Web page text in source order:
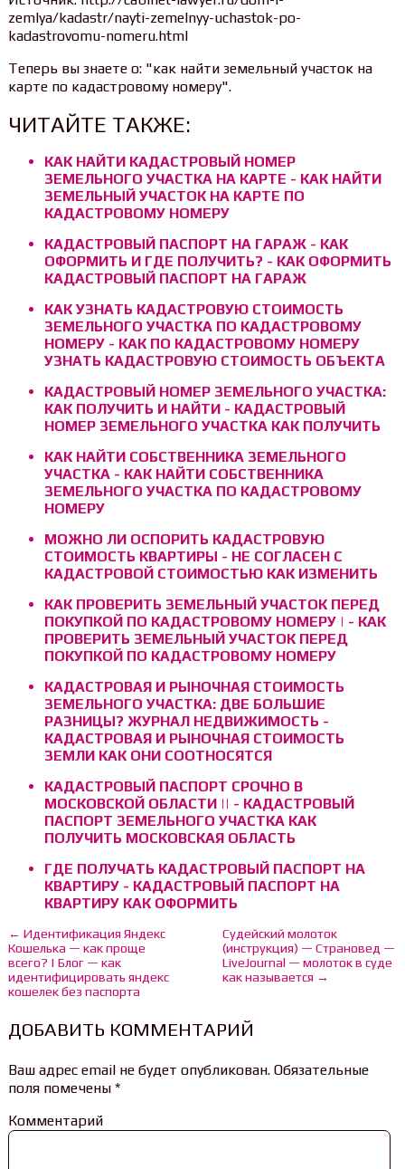
zemlya/kadastr/nayti-zemelnyy-uchastok-po-
kadastrovomu-nomeru.html
Теперь вы знаете о: "как найти земельный участок на
карте по кадастровому номеру".
ЧИТАЙТЕ ТАКЖЕ:
КАК НАЙТИ КАДАСТРОВЫЙ НОМЕР
ЗЕМЕЛЬНОГО УЧАСТКА НА КАРТЕ - КАК НАЙТИ
ЗЕМЕЛЬНЫЙ УЧАСТОК НА КАРТЕ ПО
КАДАСТРОВОМУ НОМЕРУ
КАДАСТРОВЫЙ ПАСПОРТ НА ГАРАЖ - КАК
ОФОРМИТЬ И ГДЕ ПОЛУЧИТЬ? - КАК ОФОРМИТЬ
КАДАСТРОВЫЙ ПАСПОРТ НА ГАРАЖ
КАК УЗНАТЬ КАДАСТРОВУЮ СТОИМОСТЬ
ЗЕМЕЛЬНОГО УЧАСТКА ПО КАДАСТРОВОМУ
НОМЕРУ - КАК ПО КАДАСТРОВОМУ НОМЕРУ
УЗНАТЬ КАДАСТРОВУЮ СТОИМОСТЬ ОБЪЕКТА
КАДАСТРОВЫЙ НОМЕР ЗЕМЕЛЬНОГО УЧАСТКА:
КАК ПОЛУЧИТЬ И НАЙТИ - КАДАСТРОВЫЙ
НОМЕР ЗЕМЕЛЬНОГО УЧАСТКА КАК ПОЛУЧИТЬ
КАК НАЙТИ СОБСТВЕННИКА ЗЕМЕЛЬНОГО
УЧАСТКА - КАК НАЙТИ СОБСТВЕННИКА
ЗЕМЕЛЬНОГО УЧАСТКА ПО КАДАСТРОВОМУ
НОМЕРУ
МОЖНО ЛИ ОСПОРИТЬ КАДАСТРОВУЮ
СТОИМОСТЬ КВАРТИРЫ - НЕ СОГЛАСЕН С
КАДАСТРОВОЙ СТОИМОСТЬЮ КАК ИЗМЕНИТЬ
КАК ПРОВЕРИТЬ ЗЕМЕЛЬНЫЙ УЧАСТОК ПЕРЕД
ПОКУПКОЙ ПО КАДАСТРОВОМУ НОМЕРУ | - КАК
ПРОВЕРИТЬ ЗЕМЕЛЬНЫЙ УЧАСТОК ПЕРЕД
ПОКУПКОЙ ПО КАДАСТРОВОМУ НОМЕРУ
КАДАСТРОВАЯ И РЫНОЧНАЯ СТОИМОСТЬ
ЗЕМЕЛЬНОГО УЧАСТКА: ДВЕ БОЛЬШИЕ
РАЗНИЦЫ? ЖУРНАЛ НЕДВИЖИМОСТЬ -
КАДАСТРОВАЯ И РЫНОЧНАЯ СТОИМОСТЬ
ЗЕМЛИ КАК ОНИ СООТНОСЯТСЯ
КАДАСТРОВЫЙ ПАСПОРТ СРОЧНО В
МОСКОВСКОЙ ОБЛАСТИ || - КАДАСТРОВЫЙ
ПАСПОРТ ЗЕМЕЛЬНОГО УЧАСТКА КАК
ПОЛУЧИТЬ МОСКОВСКАЯ ОБЛАСТЬ
ГДЕ ПОЛУЧАТЬ КАДАСТРОВЫЙ ПАСПОРТ НА
КВАРТИРУ - КАДАСТРОВЫЙ ПАСПОРТ НА
КВАРТИРУ КАК ОФОРМИТЬ
← Идентификация Яндекс
Кошелька — как проще
всего? | Блог — как
идентифицировать яндекс
кошелек без паспорта
Судейский молоток
(инструкция) — Страновед —
LiveJournal — молоток в суде
как называется →
ДОБАВИТЬ КОММЕНТАРИЙ
Ваш адрес email не будет опубликован.Обязательные
поля помечены *
Комментарий